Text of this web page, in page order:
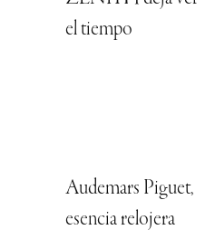
el tiempo
Audemars Piguet,
esencia relojera